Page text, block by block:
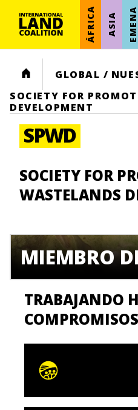
ÁFRICA ASIA EMENA
HOME GLOBAL /
SOCIETY FOR
DEVELOPMENT
SPWD
SOCIETY FOR
WASTELANDS
MIEMBRO
TRABAJANDO
COMPROMISOS